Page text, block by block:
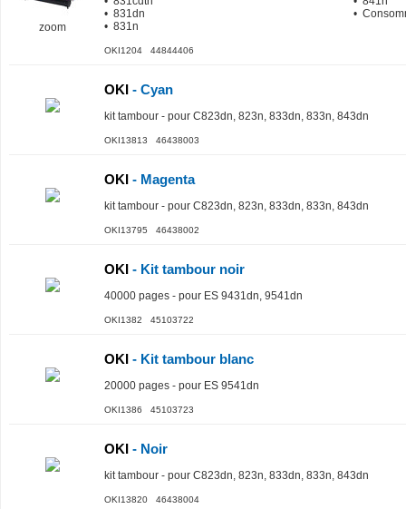
zoom
• 831dn
• 831n
•
OKI1204 44844406
OKI - Cyan
kit tambour - pour C823dn, 823n, 833dn, 833n, 843dn
OKI13813 46438003
OKI - Magenta
kit tambour - pour C823dn, 823n, 833dn, 833n, 843dn
OKI13795 46438002
OKI - Kit tambour noir
40000 pages - pour ES 9431dn, 9541dn
OKI1382 45103722
OKI - Kit tambour blanc
20000 pages - pour ES 9541dn
OKI1386 45103723
OKI - Noir
kit tambour - pour C823dn, 823n, 833dn, 833n, 843dn
OKI13820 46438004